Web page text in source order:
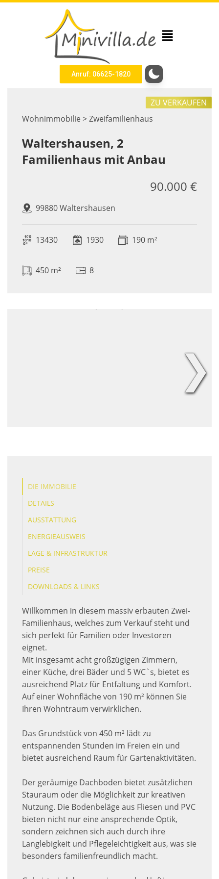
Anruf: 06625-1820
Wohnimmobilie > Zweifamilienhaus
ZU VERKAUFEN
Waltershausen, 2
Familienhaus mit Anbau
99880 Waltershausen
90.000 €
13430 1930 190 m²
450 m² 8
❯
DIE IMMOBILIE
DETAILS
AUSSTATTUNG
ENERGIEAUSWEIS
LAGE & INFRASTRUKTUR
PREISE
DOWNLOADS & LINKS
Willkommen in diesem massiv erbauten Zwei-
Familienhaus, welches zum Verkauf steht und
sich perfekt für Familien oder Investoren
eignet.
Mit insgesamt acht großzügigen Zimmern,
einer Küche, drei Bäder und 5 WC`s, bietet es
ausreichend Platz für Entfaltung und Komfort.
Auf einer Wohnfläche von 190 m² können Sie
Ihren Wohntraum verwirklichen.
Das Grundstück von 450 m² lädt zu
entspannenden Stunden im Freien ein und
bietet ausreichend Raum für Gartenaktivitäten.
Der geräumige Dachboden bietet zusätzlichen
Stauraum oder die Möglichkeit zur kreativen
Nutzung. Die Bodenbeläge aus Fliesen und PVC
bieten nicht nur eine ansprechende Optik,
sondern zeichnen sich auch durch ihre
Langlebigkeit und Pflegeleichtigkeit aus, was sie
besonders familienfreundlich macht.